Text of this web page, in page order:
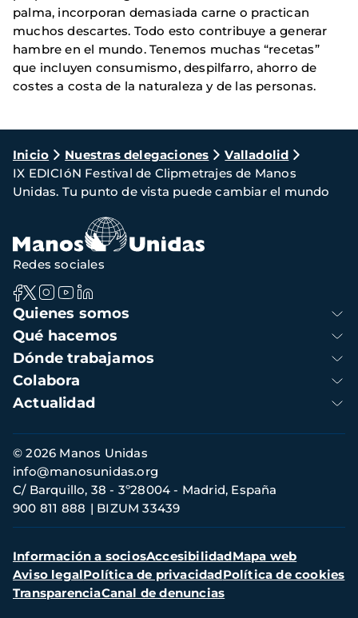
palma, incorporan demasiada carne o practican
muchos descartes. Todo esto contribuye a generar
hambre en el mundo. Tenemos muchas “recetas”
que incluyen consumismo, despilfarro, ahorro de
costes a costa de la naturaleza y de las personas.
Ruta
de
navegación
Inicio Nuestras delegaciones
Valladolid
IX EDICIóN Festival de Clipmetrajes de Manos
Unidas. Tu punto de vista puede cambiar el mundo
Navegación
principal
Quienes somos
Qué hacemos
Dónde trabajamos
Colabora
Actualidad
Redes sociales
Información
de
contacto
© 2026 Manos Unidas
C/ Barquillo, 38 - 3º28004 - Madrid, España
900 811 888
BIZUM 33439
info@manosunidas.org
Menú
secundario
Información a sociosAccesibilidadMapa web
Aviso legalPolítica de privacidadPolítica de cookies
TransparenciaCanal de denuncias